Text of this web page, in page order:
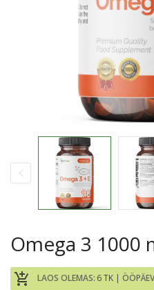
Omega 3 1000
add_shopping_cart LAOS OLEMAS: 6 TK |